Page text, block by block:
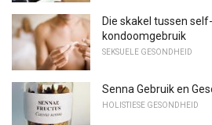
Die skakel tussen
kondoomgebruik
SEKSUELE GESONDHEID
Senna Gebruik en
HOLISTIESE GESONDHEID